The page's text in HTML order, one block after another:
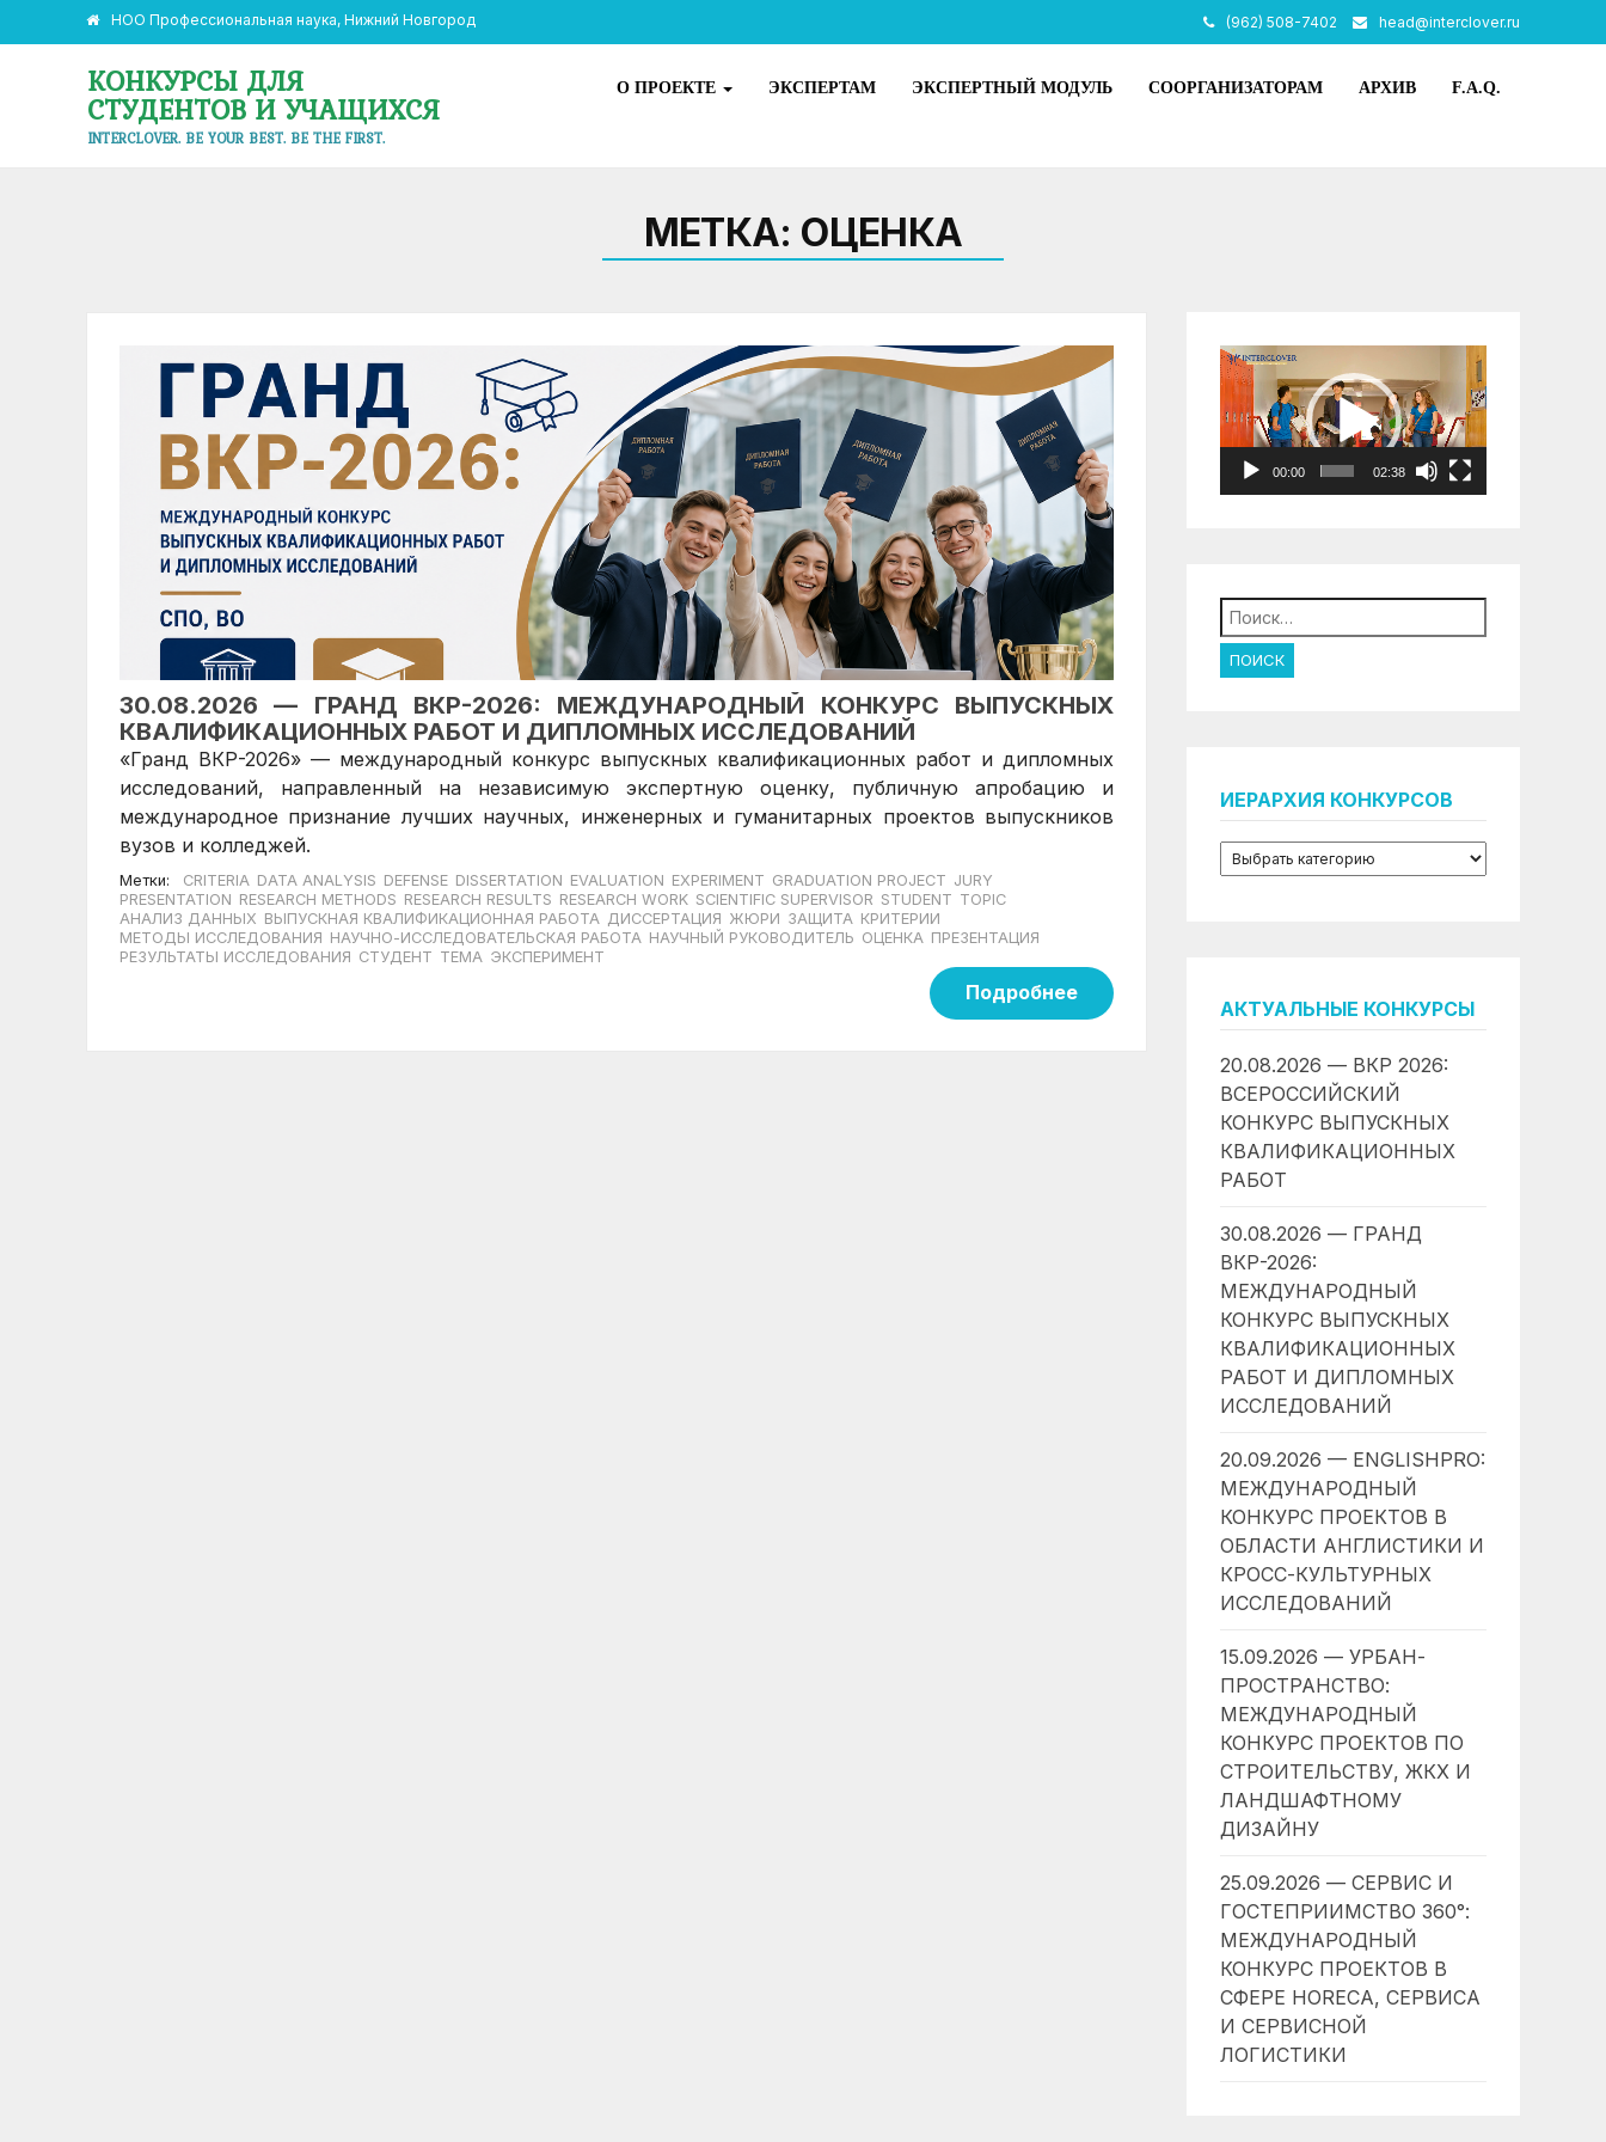
НОО Профессиональная наука, Нижний Новгород (962) 508-7402 head@interclover.ru
КОНКУРСЫ ДЛЯ
СТУДЕНТОВ И УЧАЩИХСЯ
INTERCLOVER. BE YOUR BEST. BE THE FIRST.
О ПРОЕКТЕ ЭКСПЕРТАМ ЭКСПЕРТНЫЙ МОДУЛЬ СООРГАНИЗАТОРАМ АРХИВ F.A.Q.
МЕТКА: ОЦЕНКА
30.08.2026 — ГРАНД ВКР-2026: МЕЖДУНАРОДНЫЙ КОНКУРС ВЫПУСКНЫХ
КВАЛИФИКАЦИОННЫХ РАБОТ И ДИПЛОМНЫХ ИССЛЕДОВАНИЙ
«Гранд ВКР-2026» — международный конкурс выпускных квалификационных работ и дипломных
исследований, направленный на независимую экспертную оценку, публичную апробацию и
международное признание лучших научных, инженерных и гуманитарных проектов выпускников
вузов и колледжей.
Метки: CRITERIA DATA ANALYSIS DEFENSE DISSERTATION EVALUATION EXPERIMENT GRADUATION PROJECT JURY
PRESENTATION RESEARCH METHODS RESEARCH RESULTS RESEARCH WORK SCIENTIFIC SUPERVISOR STUDENT TOPIC
АНАЛИЗ ДАННЫХ ВЫПУСКНАЯ КВАЛИФИКАЦИОННАЯ РАБОТА ДИССЕРТАЦИЯ ЖЮРИ ЗАЩИТА КРИТЕРИИ
МЕТОДЫ ИССЛЕДОВАНИЯ НАУЧНО-ИССЛЕДОВАТЕЛЬСКАЯ РАБОТА НАУЧНЫЙ РУКОВОДИТЕЛЬ ОЦЕНКА ПРЕЗЕНТАЦИЯ
РЕЗУЛЬТАТЫ ИССЛЕДОВАНИЯ СТУДЕНТ ТЕМА ЭКСПЕРИМЕНТ
Подробнее
Видеоплеер
00:00 02:38
Найти:
ИЕРАРХИЯ КОНКУРСОВ
АКТУАЛЬНЫЕ КОНКУРСЫ
20.08.2026 — ВКР 2026:
ВСЕРОССИЙСКИЙ
КОНКУРС ВЫПУСКНЫХ
КВАЛИФИКАЦИОННЫХ
РАБОТ
30.08.2026 — ГРАНД
ВКР-2026:
МЕЖДУНАРОДНЫЙ
КОНКУРС ВЫПУСКНЫХ
КВАЛИФИКАЦИОННЫХ
РАБОТ И ДИПЛОМНЫХ
ИССЛЕДОВАНИЙ
20.09.2026 — ENGLISHPRO:
МЕЖДУНАРОДНЫЙ
КОНКУРС ПРОЕКТОВ В
ОБЛАСТИ АНГЛИСТИКИ И
КРОСС-КУЛЬТУРНЫХ
ИССЛЕДОВАНИЙ
15.09.2026 — УРБАН-
ПРОСТРАНСТВО:
МЕЖДУНАРОДНЫЙ
КОНКУРС ПРОЕКТОВ ПО
СТРОИТЕЛЬСТВУ, ЖКХ И
ЛАНДШАФТНОМУ
ДИЗАЙНУ
25.09.2026 — СЕРВИС И
ГОСТЕПРИИМСТВО 360°:
МЕЖДУНАРОДНЫЙ
КОНКУРС ПРОЕКТОВ В
СФЕРЕ HORECA, СЕРВИСА
И СЕРВИСНОЙ
ЛОГИСТИКИ